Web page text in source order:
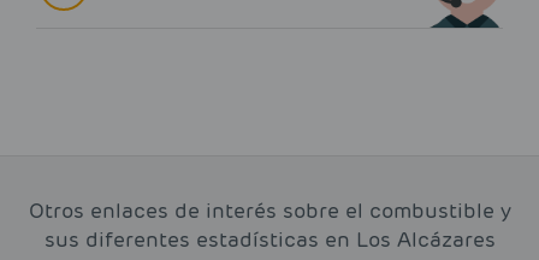
Otros enlaces de interés sobre el combustible y
sus diferentes estadísticas en Los Alcázares